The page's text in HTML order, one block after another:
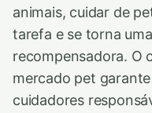
animais, cuidar de
tarefa e se torna
recompensadora. O
mercado pet
cuidadores